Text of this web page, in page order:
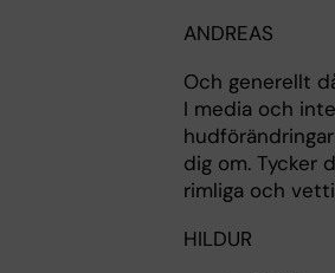
ANDREAS
Och generellt
I media och
dig om. Tycker
rimliga och
HILDUR